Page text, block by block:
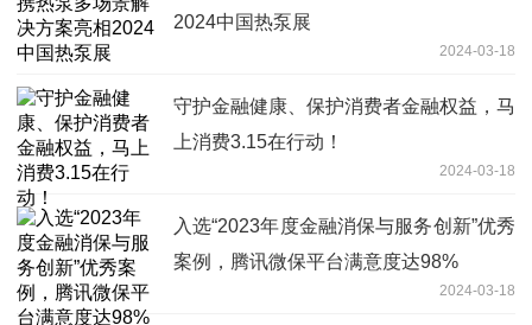
2024中国热泵展
2024-03-18
守护金融健康、保护消费者金融权益，马
上消费3.15在行动！
2024-03-18
入选“2023年度金融消保与服务创新”优秀
案例，腾讯微保平台满意度达98%
2024-03-18